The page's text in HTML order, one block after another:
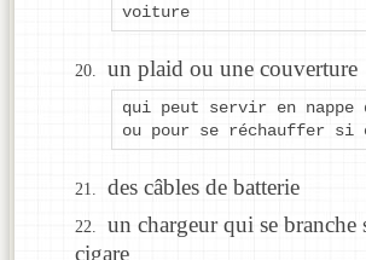
voiture
un plaid ou une couverture
qui peut servir en nappe
ou pour se réchauffer si
des câbles de batterie
un chargeur qui se branche
cigare